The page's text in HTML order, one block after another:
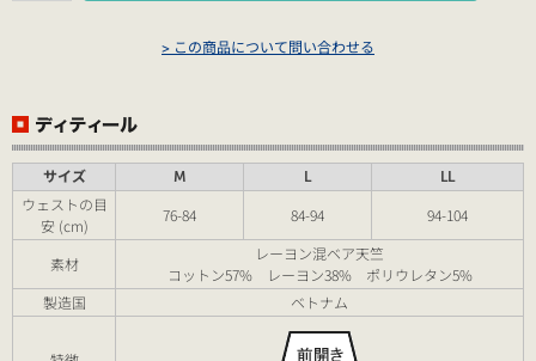
> この商品について問い合わせる
サイズ M L LL
ウェストの目
安 (cm)
76-84 84-94 94-104
素材
レーヨン混ベア天竺
コットン57% レーヨン38% ポリウレタン5%
製造国
ベトナム